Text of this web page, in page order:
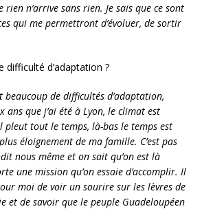
n’arrive sans rien. Je sais que ce sont
qui me permettront d’évoluer, de sortir
difficulté d’adaptation ?
beaucoup de difficultés d’adaptation,
ans que j’ai été à Lyon, le climat est
tout le temps, là-bas le temps est
éloignement de ma famille. C’est pas
nous même et on sait qu’on est là
une mission qu’on essaie d’accomplir. Il
moi de voir un sourire sur les lèvres de
et de savoir que le peuple Guadeloupéen